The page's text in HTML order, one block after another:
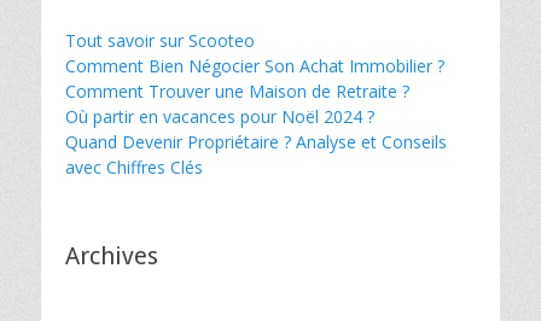
Tout savoir sur Scooteo
Comment Bien Négocier Son Achat Immobilier ?
Comment Trouver une Maison de Retraite ?
Où partir en vacances pour Noël 2024 ?
Quand Devenir Propriétaire ? Analyse et Conseils
avec Chiffres Clés
Archives